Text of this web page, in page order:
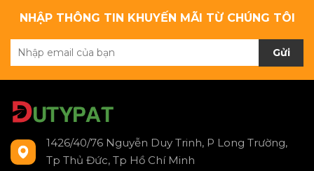
NHẬP THÔNG TIN KHUYẾN MÃI TỪ CHÚNG TÔI
Gửi
1426/40/76 Nguyễn Duy Trinh, P Long Trường,
Tp Thủ Đức, Tp Hồ Chí Minh